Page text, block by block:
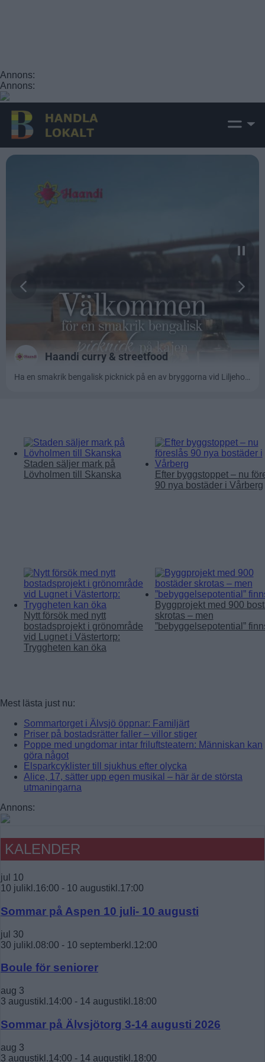
Annons:
Annons:
Staden säljer mark på
Lövholmen till Skanska
Efter byggstoppet – nu
90 nya bostäder i Vårberg
Nytt försök med nytt
bostadsprojekt i grönområde
vid Lugnet i Västertorp:
Tryggheten kan öka
Byggprojekt med 900
skrotas – men
”bebyggelsepotential”
Mest lästa just nu:
Sommartorget i Älvsjö öppnar: Familjärt
Priser på bostadsrätter faller – villor stiger
Poppe med ungdomar intar friluftsteatern: Människan kan
göra något
Elsparkcyklister till sjukhus efter olycka
Alice, 17, sätter upp egen musikal – här är de största
utmaningarna
Annons:
KALENDER
jul 10
10 julikl.16:00 - 10 augustikl.17:00
Sommar på Aspen 10 juli- 10 augusti
jul 30
30 julikl.08:00 - 10 septemberkl.12:00
Boule för seniorer
aug 3
3 augustikl.14:00 - 14 augustikl.18:00
Sommar på Älvsjötorg 3-14 augusti 2026
aug 3
3 augustikl.14:00 - 14 augustikl.18:00